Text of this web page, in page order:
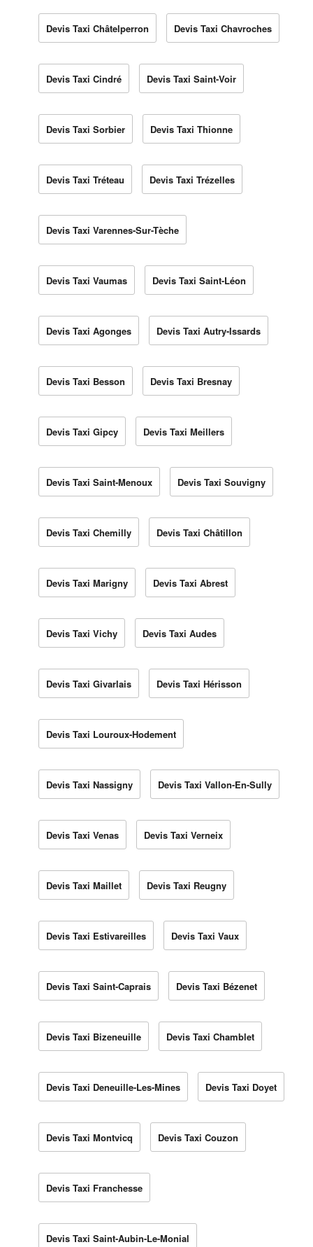
Devis Taxi Châtelperron Devis Taxi Chavroches
Devis Taxi Cindré Devis Taxi Saint-Voir
Devis Taxi Sorbier Devis Taxi Thionne
Devis Taxi Tréteau Devis Taxi Trézelles
Devis Taxi Varennes-Sur-Tèche
Devis Taxi Vaumas Devis Taxi Saint-Léon
Devis Taxi Agonges Devis Taxi Autry-Issards
Devis Taxi Besson Devis Taxi Bresnay
Devis Taxi Gipcy Devis Taxi Meillers
Devis Taxi Saint-Menoux Devis Taxi Souvigny
Devis Taxi Chemilly Devis Taxi Châtillon
Devis Taxi Marigny Devis Taxi Abrest
Devis Taxi Vichy Devis Taxi Audes
Devis Taxi Givarlais Devis Taxi Hérisson
Devis Taxi Louroux-Hodement
Devis Taxi Nassigny Devis Taxi Vallon-En-Sully
Devis Taxi Venas Devis Taxi Verneix
Devis Taxi Maillet Devis Taxi Reugny
Devis Taxi Estivareilles Devis Taxi Vaux
Devis Taxi Saint-Caprais Devis Taxi Bézenet
Devis Taxi Bizeneuille Devis Taxi Chamblet
Devis Taxi Deneuille-Les-Mines Devis Taxi Doyet
Devis Taxi Montvicq Devis Taxi Couzon
Devis Taxi Franchesse
Devis Taxi Saint-Aubin-Le-Monial